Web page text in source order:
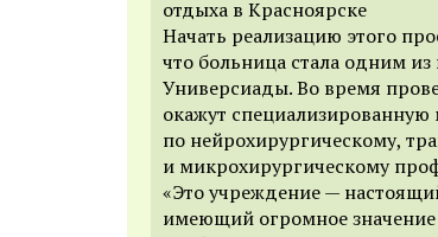
отдыха в Красноярске
Начать реализацию этого
что больница стала одним
Универсиады. Во время
окажут
по нейрохирургическому,
и микрохирургическому
«Это учреждение —
имеющий огромное значение